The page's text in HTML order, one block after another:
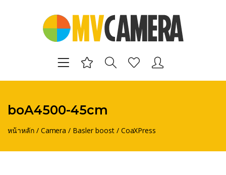
boA4500-45cm
หน้าหลัก/ Camera / Basler boost/ CoaXPress